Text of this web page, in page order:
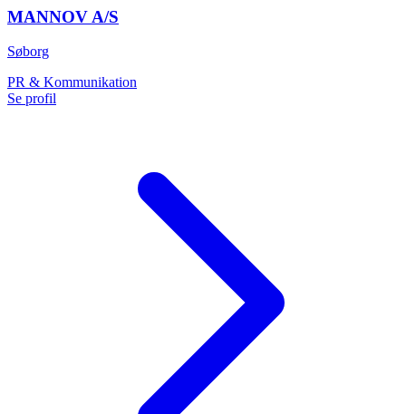
MANNOV A/S
Søborg
PR & Kommunikation
Se profil